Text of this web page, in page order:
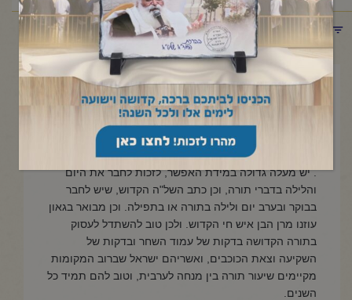
תפריט קטגוריות
לחבר היום והלילה בתורה או
דצמבר 21, 2022
. יש מעלה גדולה במידת האפשר, לזכות לחבר את היום
והלילה בדברי תורה, וכן כתב השל"ה הקדוש, שיש לחבר
בבוקר ובערב יום ולילה בתורה או בתפילה. וכן מבואר בגאון
עוזנו מרן הבן איש חי הקדוש. ולכן טוב להשתדל לעסוק
בתורה הקדושה בדקות של עמוד השחר ובדקות של
השקיעה וצאת הכוכבים, ואשריהם ישראל שברוב המקומות
מקיימים שיעור תורה בין מנחה לערבית, וטוב להם תמיד כל
השנים.